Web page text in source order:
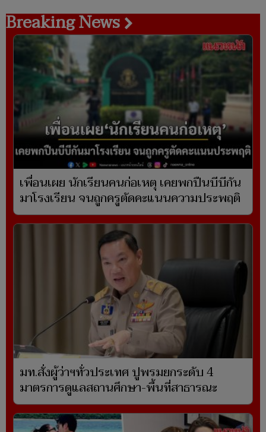
Breaking News
เพื่อนเผย นักเรียนคนก่อเหตุ เคยพกปืนบีบีกัน
มาโรงเรียน จนถูกครูตัดคะแนนความประพฤติ
มท.สั่งผู้ว่าฯทั่วประเทศ ปูพรมยกระดับ 4
มาตรการดูแลสถานศึกษา-พื้นที่สาธารณะ